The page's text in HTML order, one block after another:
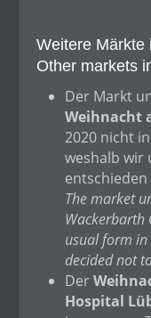
Weitere Märkte
Other markets
Der Markt
Weihnacht
2020 nicht
weshalb wir
entschieden
The market
Wackerbarth
usual form in
decided not
Der
Hospital